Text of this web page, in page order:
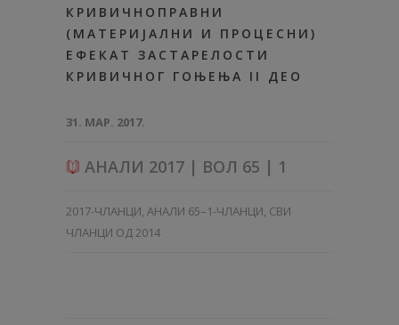
КРИВИЧНОПРАВНИ
(МАТЕРИЈАЛНИ И ПРОЦЕСНИ)
ЕФЕКАТ ЗАСТАРЕЛОСТИ
КРИВИЧНОГ ГОЊЕЊА II ДЕО
31. МАР. 2017.
АНАЛИ 2017 | ВОЛ 65 | 1
2017-ЧЛАНЦИ, АНАЛИ 65–1-ЧЛАНЦИ, СВИ
ЧЛАНЦИ ОД 2014